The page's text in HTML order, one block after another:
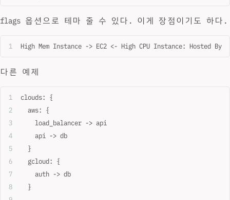
flags 옵션으로 테마 줄 수 있다. 이게 장점이기도 하다.
High Mem Instance -> EC2 <- High CPU Instance: Hosted By
다른 예제
clouds: {
  aws: {
    load_balancer -> api
    api -> db
  }
  gcloud: {
    auth -> db
  }